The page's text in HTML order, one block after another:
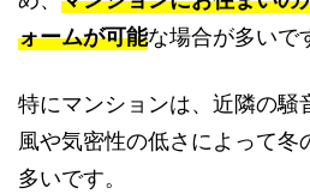
ォームが可能な場合が多いで
特にマンションは、近隣の騒
風や気密性の低さによって冬
多いです。